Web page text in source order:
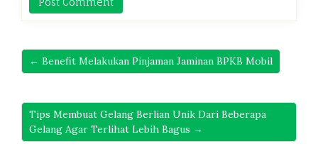
← Benefit Melakukan Pinjaman Jaminan BPKB Mobil
Tips Membuat Gelang Berlian Unik Dari Beberapa
Gelang Agar Terlihat Lebih Bagus →